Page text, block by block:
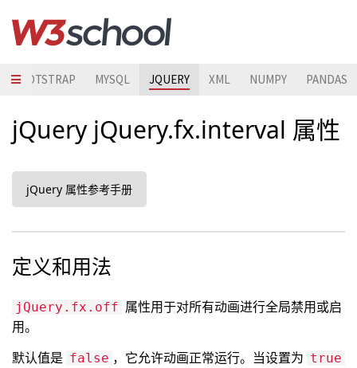
BOOTSTRAP MYSQL JQUERY XML NUMPY PANDAS
jQuery jQuery.fx.interval 属性
jQuery 属性参考手册
定义和用法
jQuery.fx.off 属性用于对所有动画进行全局禁用或启
用。
默认值是 false ，它允许动画正常运行。当设置为 true